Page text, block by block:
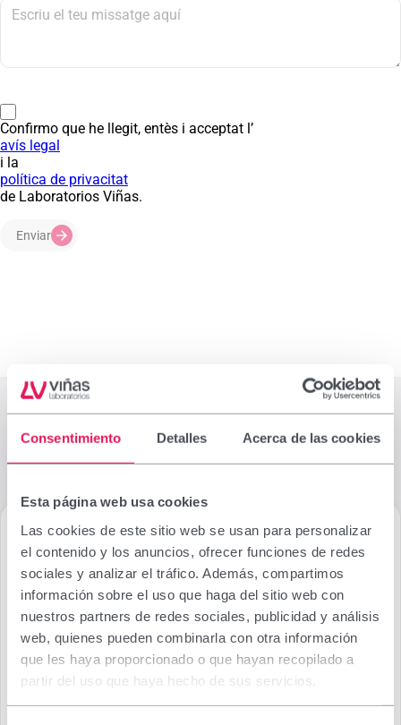
Consentimiento Detalles Acerca de las cookies
Esta página web usa cookies
Las cookies de este sitio web se usan para personalizar
el contenido y los anuncios, ofrecer funciones de redes
sociales y analizar el tráfico. Además, compartimos
información sobre el uso que haga del sitio web con
nuestros partners de redes sociales, publicidad y análisis
web, quienes pueden combinarla con otra información
que les haya proporcionado o que hayan recopilado a
partir del uso que haya hecho de sus servicios.
Confirmo que he llegit, entès i acceptat l’
avís legal
i la
política de privacitat
de Laboratorios Viñas.
Enviar